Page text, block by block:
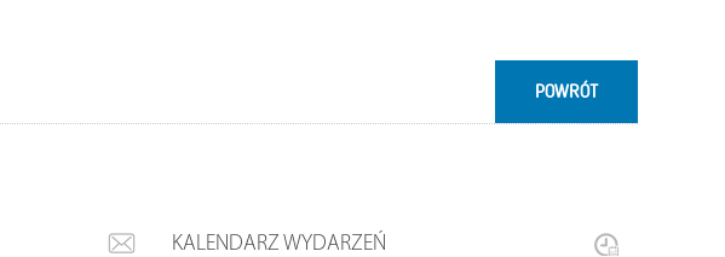
POWRÓT
KALENDARZ WYDARZEŃ